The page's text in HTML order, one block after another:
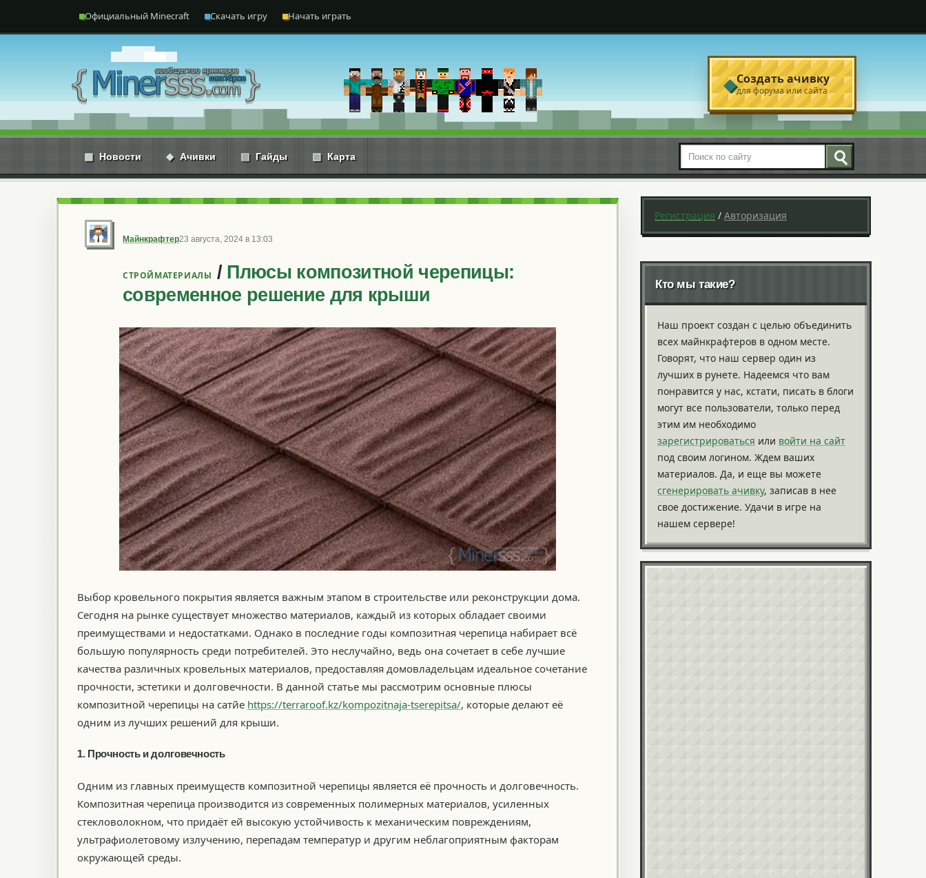
Официальный Minecraft Скачать игру Начать играть
◆Создать ачивку
для форума или сайта
▦ Новости ◆ Ачивки ▤ Гайды ▧ Карта Поиск по сайту
Майнкрафтер23 августа, 2024 в 13:03
СТРОЙМАТЕРИАЛЫ / Плюсы композитной черепицы:
современное решение для крыши
Выбор кровельного покрытия является важным этапом в строительстве или реконструкции дома.
Сегодня на рынке существует множество материалов, каждый из которых обладает своими
преимуществами и недостатками. Однако в последние годы композитная черепица набирает всё
большую популярность среди потребителей. Это неслучайно, ведь она сочетает в себе лучшие
качества различных кровельных материалов, предоставляя домовладельцам идеальное сочетание
прочности, эстетики и долговечности. В данной статье мы рассмотрим основные плюсы
композитной черепицы на сатйе https://terraroof.kz/kompozitnaja-tserepitsa/, которые делают её
одним из лучших решений для крыши.
1. Прочность и долговечность
Одним из главных преимуществ композитной черепицы является её прочность и долговечность.
Композитная черепица производится из современных полимерных материалов, усиленных
стекловолокном, что придаёт ей высокую устойчивость к механическим повреждениям,
ультрафиолетовому излучению, перепадам температур и другим неблагоприятным факторам
окружающей среды.
Регистрация / Авторизация
Кто мы такие?
Наш проект создан с целью объединить
всех майнкрафтеров в одном месте.
Говорят, что наш сервер один из
лучших в рунете. Надеемся что вам
понравится у нас, кстати, писать в блоги
могут все пользователи, только перед
этим им необходимо
зарегистрироваться или войти на сайт
под своим логином. Ждем ваших
материалов. Да, и еще вы можете
сгенерировать ачивку, записав в нее
свое достижение. Удачи в игре на
нашем сервере!